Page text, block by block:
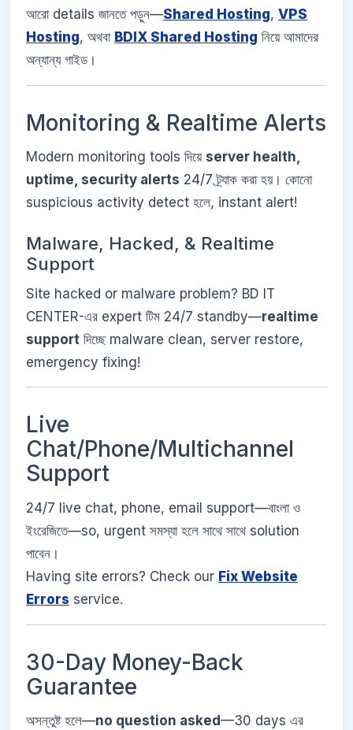
আরো details জানতে পড়ুন—Shared Hosting, VPS
Hosting, অথবা BDIX Shared Hosting নিয়ে আমাদের
অন্যান্য গাইড।
Monitoring & Realtime Alerts
Modern monitoring tools দিয়ে server health,
uptime, security alerts 24/7 ট্র্যাক করা হয়। কোনো
suspicious activity detect হলে, instant alert!
Malware, Hacked, & Realtime
Support
Site hacked or malware problem? BD IT
CENTER-এর expert টিম 24/7 standby—realtime
support দিচ্ছে malware clean, server restore,
emergency fixing!
Live
Chat/Phone/Multichannel
Support
24/7 live chat, phone, email support—বাংলা ও
ইংরেজিতে—so, urgent সমস্যা হলে সাথে সাথে solution
পাবেন।
Having site errors? Check our Fix Website
Errors service.
30-Day Money-Back
Guarantee
অসন্তুষ্ট হলে—no question asked—30 days এর